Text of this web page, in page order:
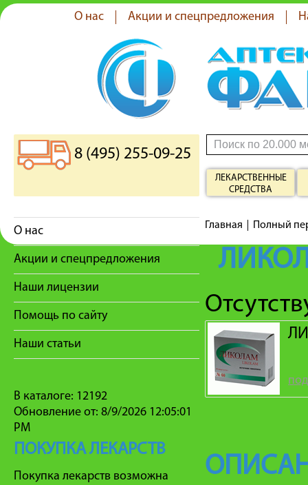
О нас Акции и спецпредложения
8 (495) 255-09-25
ЛЕКАРСТВЕННЫЕ
СРЕДСТВА
О нас
Акции и спецпредложения
Наши лицензии
Помощь по сайту
Наши статьи
В каталоге: 12192
Обновление от: 8/9/2026 12:05:01
PM
ПОКУПКА ЛЕКАРСТВ
Покупка лекарств возможна
Главная Полный